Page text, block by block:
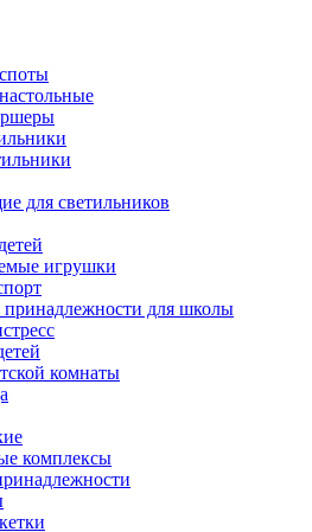
для светильников
игрушки
принадлежности для школы
комнаты
комплексы